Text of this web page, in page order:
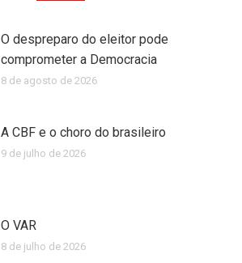
O despreparo do eleitor pode
comprometer a Democracia
8 de agosto de 2026
A CBF e o choro do brasileiro
9 de julho de 2026
O VAR
8 de julho de 2026